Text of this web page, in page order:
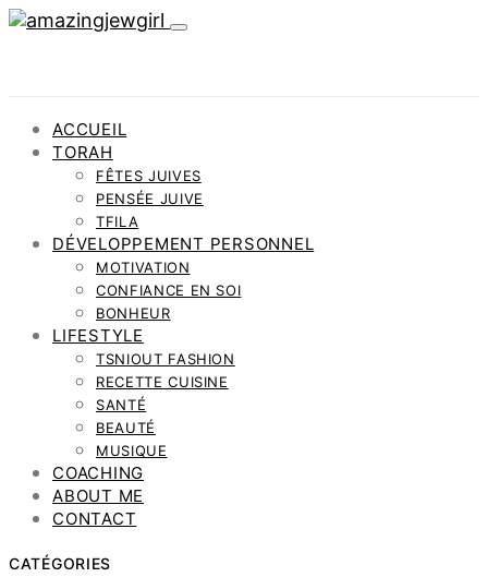
ACCUEIL
TORAH
FÊTES JUIVES
PENSÉE JUIVE
TFILA
DÉVELOPPEMENT PERSONNEL
MOTIVATION
CONFIANCE EN SOI
BONHEUR
LIFESTYLE
TSNIOUT FASHION
RECETTE CUISINE
SANTÉ
BEAUTÉ
MUSIQUE
COACHING
ABOUT ME
CONTACT
CATÉGORIES